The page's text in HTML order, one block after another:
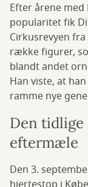
Efter årene
popularitet fik
Cirkusrevyen
række figurer,
blandt andet
Han viste, at
ramme nye
Den tidlige
eftermæle
Den 3.